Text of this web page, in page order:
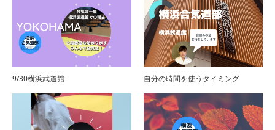
9/30横浜武道館 自分の時間を使うタイミング